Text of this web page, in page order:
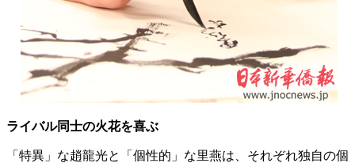
ライバル同士の火花を喜ぶ
「特異」な趙龍光と「個性的」な里燕は、それぞれ独自の個